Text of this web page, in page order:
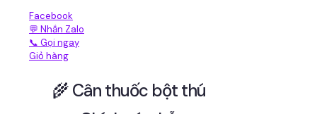
Facebook
💬 Nhắn Zalo
📞 Gọi ngay
Giỏ hàng
🌾 Cân thuốc bột thú